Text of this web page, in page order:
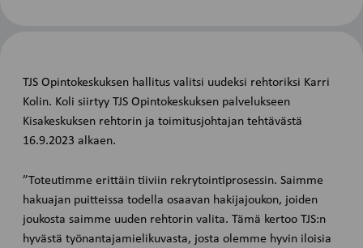
TJS Opintokeskuksen hallitus valitsi uudeksi rehtoriksi Karri
Kolin. Koli siirtyy TJS Opintokeskuksen palvelukseen
Kisakeskuksen rehtorin ja toimitusjohtajan tehtävästä
16.9.2023 alkaen.
”Toteutimme erittäin tiiviin rekrytointiprosessin. Saimme
hakuajan puitteissa todella osaavan hakijajoukon, joiden
joukosta saimme uuden rehtorin valita. Tämä kertoo TJS:n
hyvästä työnantajamielikuvasta, josta olemme hyvin iloisia